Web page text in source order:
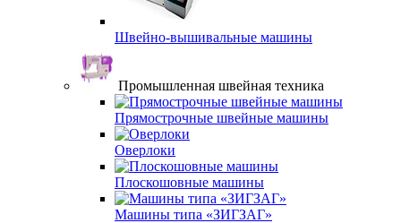
Швейно-вышивальные машины
Промышленная швейная техника
Прямострочные швейные машины
Оверлоки
Плоскошовные машины
Машины типа «ЗИГЗАГ»